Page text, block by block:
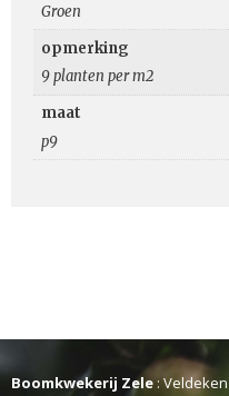
Groen
opmerking
9 planten per m2
maat
p9
Boomkwekerij Zele: Veldeken